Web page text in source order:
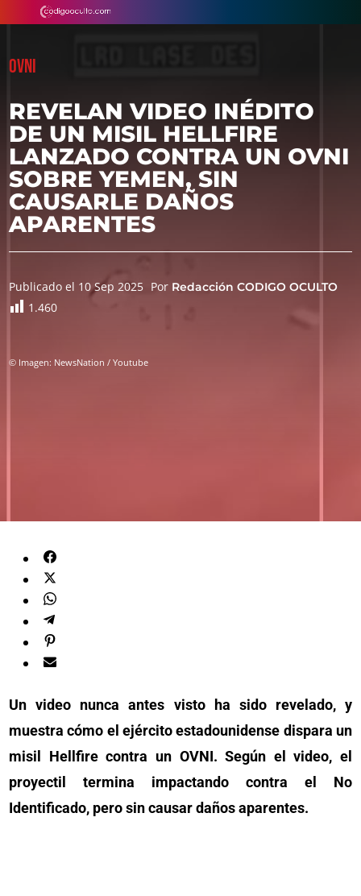
OVNI
REVELAN VIDEO INÉDITO
DE UN MISIL HELLFIRE
LANZADO CONTRA UN OVNI
SOBRE YEMEN, SIN
CAUSARLE DAÑOS
APARENTES
Publicado el 10 Sep 2025 Por Redacción CODIGO OCULTO
1.460
© Imagen: NewsNation / Youtube
Un video nunca antes visto ha sido revelado, y
muestra cómo el ejército estadounidense dispara un
misil Hellfire contra un OVNI. Según el video, el
proyectil termina impactando contra el No
Identificado, pero sin causar daños aparentes.